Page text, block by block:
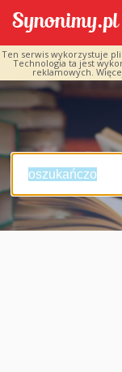
Ten serwis wykorzystuje
Technologia ta jest
reklamowych.